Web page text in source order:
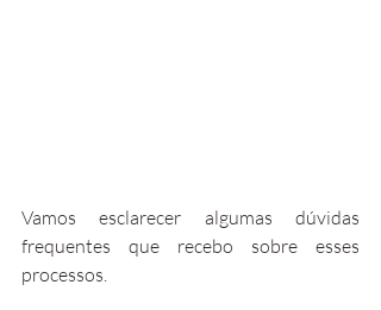
Vamos esclarecer algumas dúvidas
frequentes que recebo sobre esses
processos.